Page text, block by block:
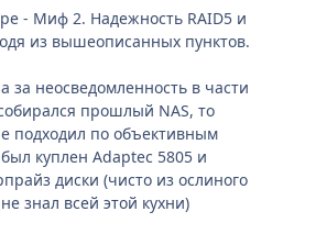
- Миф 2. Надежность RAID5 и
из вышеописанных пунктов.
за неосведомленность в части
прошлый NAS, то
подходил по объективным
куплен Adaptec 5805 и
диски (чисто из ослиного
знал всей этой кухни)